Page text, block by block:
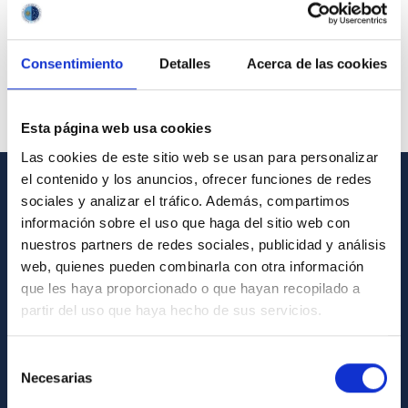
Consentimiento Detalles Acerca de las cookies
Esta página web usa cookies
Las cookies de este sitio web se usan para personalizar
el contenido y los anuncios, ofrecer funciones de redes
sociales y analizar el tráfico. Además, compartimos
información sobre el uso que haga del sitio web con
nuestros partners de redes sociales, publicidad y análisis
web, quienes pueden combinarla con otra información
que les haya proporcionado o que hayan recopilado a
partir del uso que haya hecho de sus servicios.
Necesarias
GENERAL INFORMATION
Contact
How to get to the IAC
List of personnel
Library
General register